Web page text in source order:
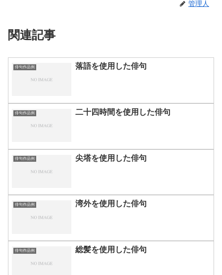
管理人
関連記事
俳句作品例 落語を使用した俳句
俳句作品例 二十四時間を使用した俳句
俳句作品例 尖塔を使用した俳句
俳句作品例 湾外を使用した俳句
俳句作品例 総髪を使用した俳句